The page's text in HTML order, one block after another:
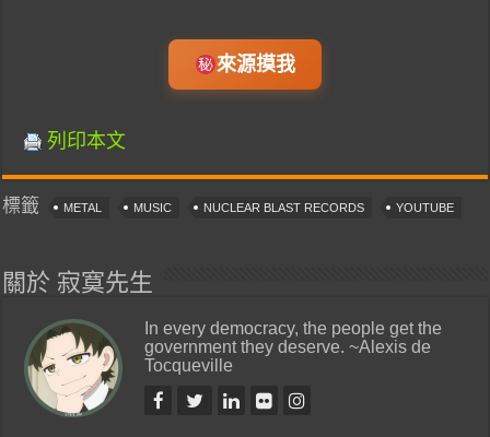
來源摸我
列印本文
標籤 METAL MUSIC NUCLEAR BLAST RECORDS YOUTUBE
關於 寂寞先生
In every democracy, the people get the
government they deserve. ~Alexis de
Tocqueville